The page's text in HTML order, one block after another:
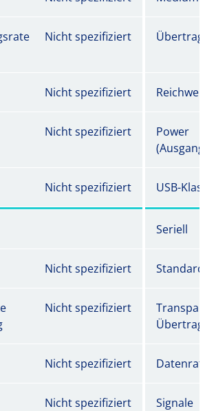
Nicht spezifiziert
Nicht spezifiziert Reichweite
Nicht spezifiziert
Power
(Ausgang)
Nicht spezifiziert USB-
Seriell
Nicht spezifiziert Standard
Nicht spezifiziert
Nicht spezifiziert Datenrate
Nicht spezifiziert Signale